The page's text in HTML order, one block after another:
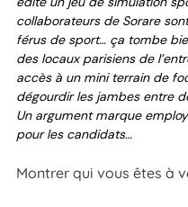
collaborateurs de Sorare
férus de sport… ça tombe
des locaux parisiens de
accès à un mini terrain de
dégourdir les jambes entre
Un argument marque
pour les candidats…
Montrer qui vous êtes à